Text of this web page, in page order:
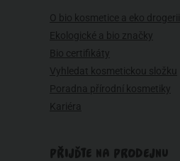
O bio kosmetice a eko drogerii
Ekologické a bio značky
Bio certifikáty
Vyhledat kosmetickou složku
Poradna přírodní kosmetiky
Kariéra
PŘIJĎTE NA PRODEJNU